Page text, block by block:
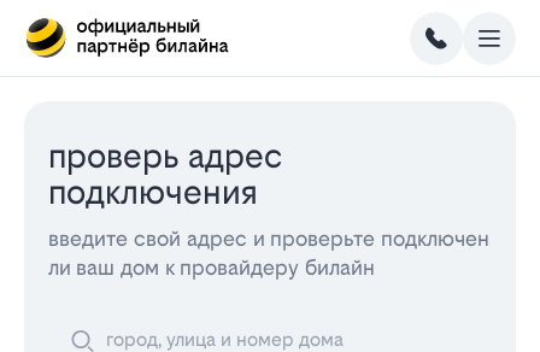
проверь адрес
подключения
введите свой адрес и проверьте подключен
ли ваш дом к провайдеру билайн